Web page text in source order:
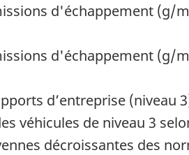
d'échappement (g/
d'échappement (g/
d’entreprise (niveau
véhicules de niveau 3
décroissantes des